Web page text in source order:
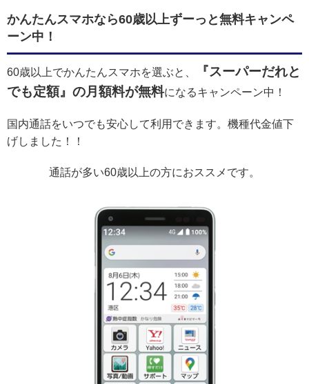
かんたんスマホなら60歳以上ずーっと無料キャンペ
ーン中！
60歳以上でかんたんスマホを選ぶと、
『スーパーだれと
でも定額』の月額料が無料になるキャンペーン中！
国内通話をいつでも安心して利用できます。機種代金値下
げしました！！
通話が多い60歳以上の方におススメです。